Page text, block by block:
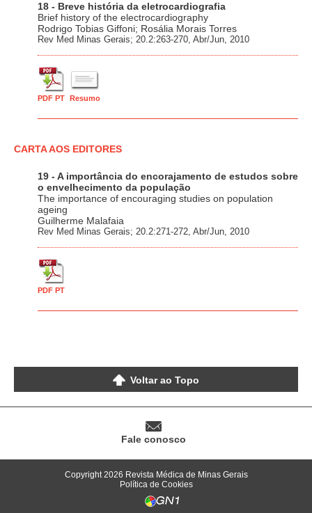
18 - Breve história da eletrocardiografia
Brief history of the electrocardiography
Rodrigo Tobias Giffoni; Rosália Morais Torres
Rev Med Minas Gerais; 20.2:263-270, Abr/Jun, 2010
PDF PT Resumo
CARTA AOS EDITORES
19 - A importância do encorajamento de estudos sobre
o envelhecimento da população
The importance of encouraging studies on population
ageing
Guilherme Malafaia
Rev Med Minas Gerais; 20.2:271-272, Abr/Jun, 2010
PDF PT
Voltar ao Topo
Fale conosco
Copyright 2026 Revista Médica de Minas Gerais
Política de Cookies